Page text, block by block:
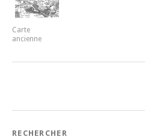
Carte
ancienne
RECHERCHER